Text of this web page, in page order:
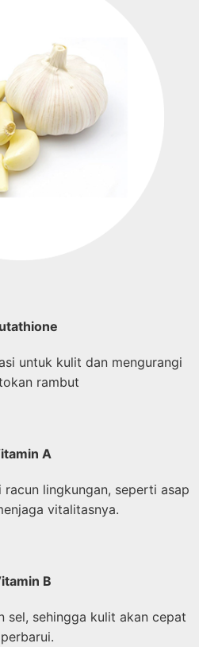
untuk kulit dan mengurangi
rambut
A
lingkungan, seperti asap
vitalitasnya.
B
sel, sehingga kulit akan cepat